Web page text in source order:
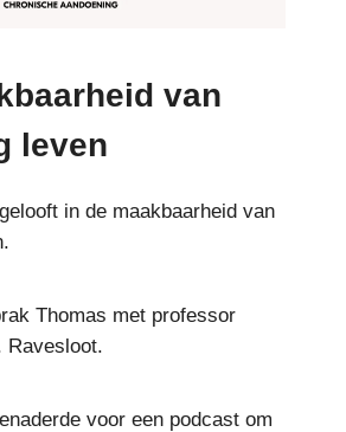
van
leven
in de maakbaarheid van
Thomas met professor
Ravesloot.
voor een podcast om